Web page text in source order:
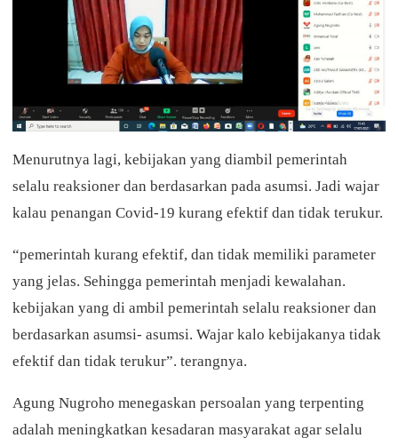
Menurutnya lagi, kebijakan yang diambil pemerintah
selalu reaksioner dan berdasarkan pada asumsi. Jadi wajar
kalau penangan Covid-19 kurang efektif dan tidak terukur.
“pemerintah kurang efektif, dan tidak memiliki parameter
yang jelas. Sehingga pemerintah menjadi kewalahan.
kebijakan yang di ambil pemerintah selalu reaksioner dan
berdasarkan asumsi- asumsi. Wajar kalo kebijakanya tidak
efektif dan tidak terukur”. terangnya.
Agung Nugroho menegaskan persoalan yang terpenting
adalah meningkatkan kesadaran masyarakat agar selalu